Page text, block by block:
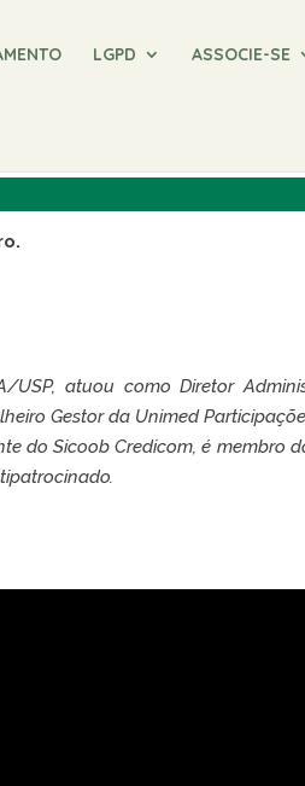
LGPD ASSOCIE-SE
atuou como Diretor
Gestor da Unimed
do Sicoob Credicom, é membro